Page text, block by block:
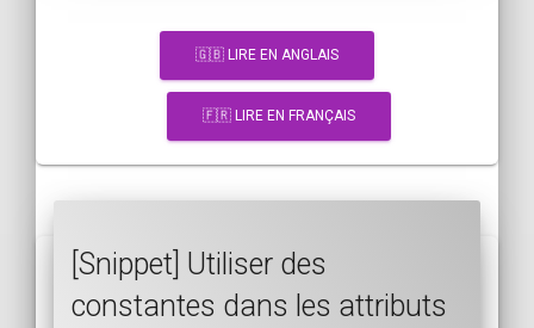
🇬🇧 LIRE EN ANGLAIS
🇫🇷 LIRE EN FRANÇAIS
[Snippet] Utiliser des
constantes dans les attributs